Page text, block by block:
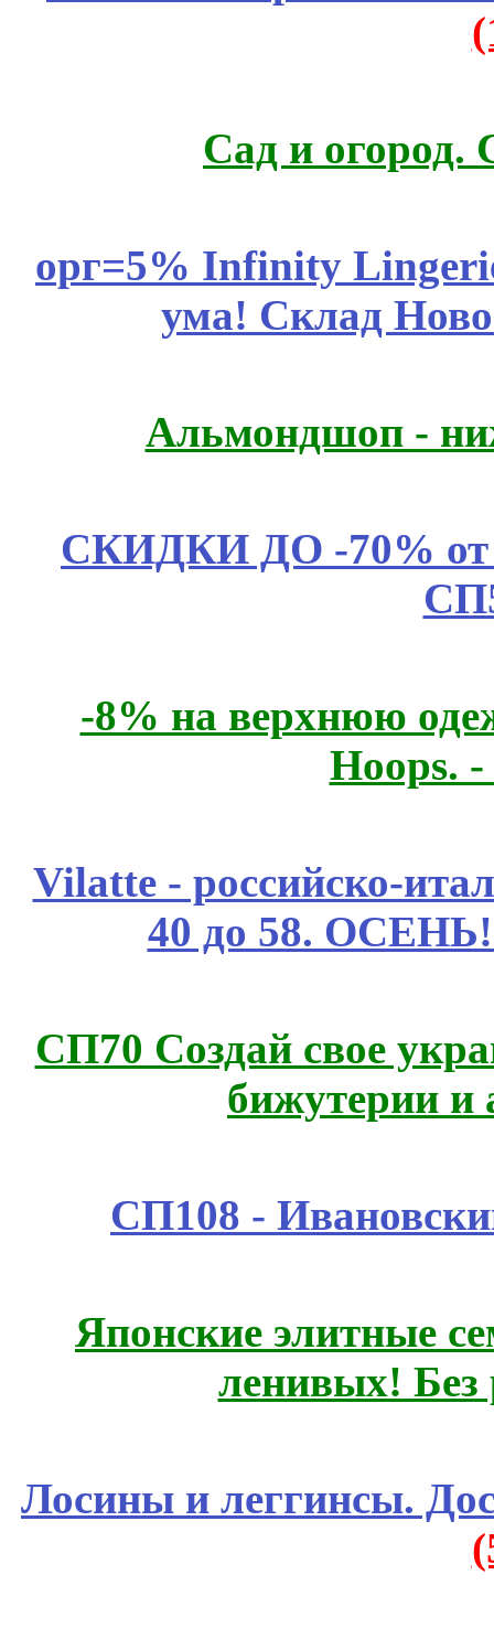
Сад и огород.
орг=5% Infinity
ума! Склад
Альмондшоп -
СКИДКИ ДО -70%
-8% на верхнюю
Hoops.
Vilatte - российско-
40 до 58.
СП70 Создай свое
бижутерии и
СП108 -
Японские элитные
ленивых!
Лосины и леггинсы.